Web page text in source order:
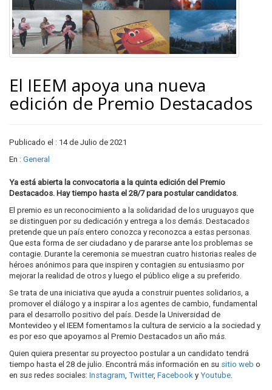
El IEEM apoya una nueva
edición de Premio Destacados
Publicado el : 14 de Julio de 2021
En : General
Ya está abierta la convocatoria a la quinta edición del Premio
Destacados. Hay tiempo hasta el 28/7 para postular candidatos.
El premio es un reconocimiento a la solidaridad de los uruguayos que
se distinguen por su dedicación y entrega a los demás. Destacados
pretende que un país entero conozca y reconozca a estas personas.
Que esta forma de ser ciudadano y de pararse ante los problemas se
contagie. Durante la ceremonia se muestran cuatro historias reales de
héroes anónimos para que inspiren y contagien su entusiasmo por
mejorar la realidad de otros y luego el público elige a su preferido.
Se trata de una iniciativa que ayuda a construir puentes solidarios, a
promover el diálogo y a inspirar a los agentes de cambio, fundamental
para el desarrollo positivo del país. Desde la Universidad de
Montevideo y el IEEM fomentamos la cultura de servicio a la sociedad y
es por eso que apoyamos al Premio Destacados un año más.
Quien quiera presentar su proyectoo postular a un candidato tendrá
tiempo hasta el 28 de julio. Encontrá más información en su sitio web o
en sus redes sociales: Instagram, Twitter, Facebook y Youtube.